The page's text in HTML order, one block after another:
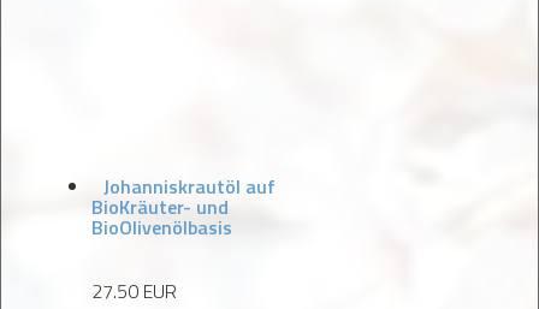
Johanniskrautöl auf
BioKräuter- und
BioOlivenölbasis
27.50 EUR